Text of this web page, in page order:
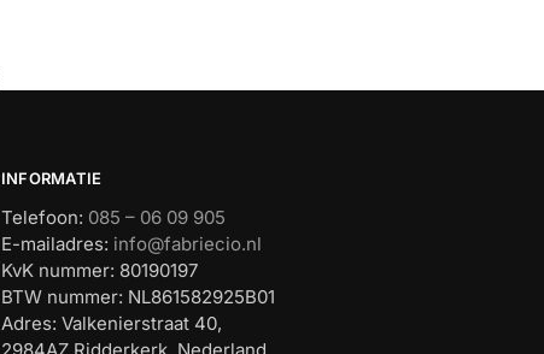
INFORMATIE
Telefoon: 085 – 06 09 905
E-mailadres: info@fabriecio.nl
KvK nummer: 80190197
BTW nummer: NL861582925B01
Adres: Valkenierstraat 40,